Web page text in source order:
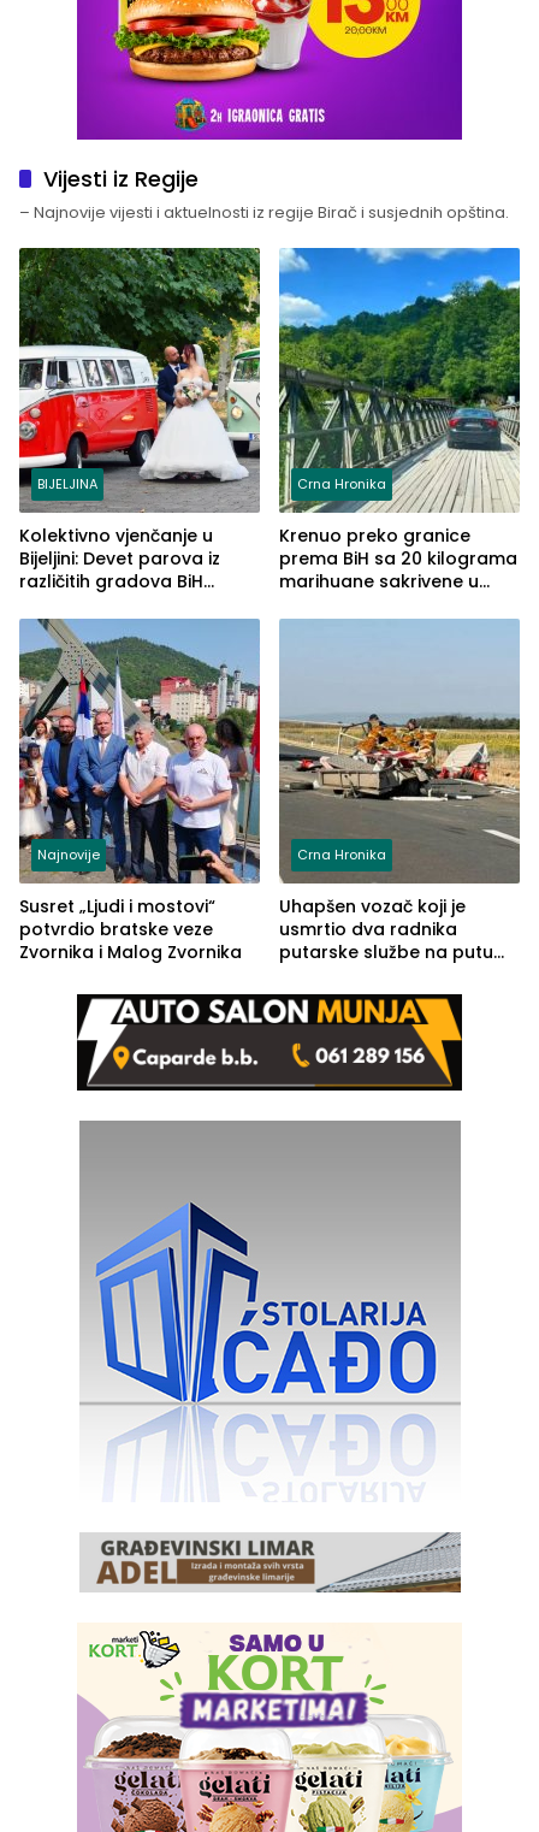
Vijesti iz Regije
– Najnovije vijesti i aktuelnosti iz regije Birač i susjednih opština.
BIJELJINA
Kolektivno vjenčanje u
Bijeljini: Devet parova iz
različitih gradova BiH
Crna Hronika
Krenuo preko granice
prema BiH sa 20 kilograma
marihuane sakrivene u
Najnovije
Susret „Ljudi i mostovi“
potvrdio bratske veze
Zvornika i Malog Zvornika
Crna Hronika
Uhapšen vozač koji je
usmrtio dva radnika
putarske službe na putu
(FOTO)